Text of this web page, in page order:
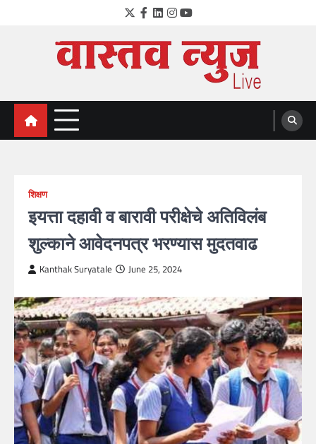
Twitter
Facebook
LinkedIn
Instagram
YouTube
VastavNEWSLive.com
a leading NEWS portal of Maharahstra
शिक्षण
इयत्ता दहावी व बारावी परीक्षेचे अतिविलंब
शुल्काने आवेदनपत्र भरण्यास मुदतवाढ
Kanthak Suryatale June 25, 2024